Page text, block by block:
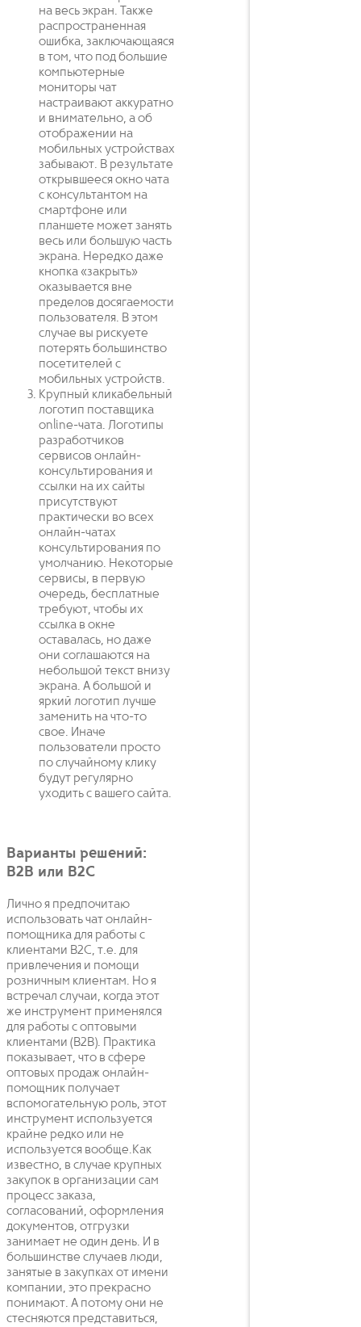
на весь экран. Также
распространенная
ошибка, заключающаяся
в том, что под большие
компьютерные
мониторы чат
настраивают аккуратно
и внимательно, а об
отображении на
мобильных устройствах
забывают. В результате
открывшееся окно чата
с консультантом на
смартфоне или
планшете может занять
весь или большую часть
экрана. Нередко даже
кнопка «закрыть»
оказывается вне
пределов досягаемости
пользователя. В этом
случае вы рискуете
потерять большинство
посетителей с
мобильных устройств.
Крупный кликабельный
логотип поставщика
online-чата. Логотипы
разработчиков
сервисов онлайн-
консультирования и
ссылки на их сайты
присутствуют
практически во всех
онлайн-чатах
консультирования по
умолчанию. Некоторые
сервисы, в первую
очередь, бесплатные
требуют, чтобы их
ссылка в окне
оставалась, но даже
они соглашаются на
небольшой текст внизу
экрана. А большой и
яркий логотип лучше
заменить на что-то
свое. Иначе
пользователи просто
по случайному клику
будут регулярно
уходить с вашего сайта.
Варианты решений:
B2B или B2C
Лично я предпочитаю
использовать чат онлайн-
помощника для работы с
клиентами B2C, т.е. для
привлечения и помощи
розничным клиентам. Но я
встречал случаи, когда этот
же инструмент применялся
для работы с оптовыми
клиентами (B2B). Практика
показывает, что в сфере
оптовых продаж онлайн-
помощник получает
вспомогательную роль, этот
инструмент используется
крайне редко или не
используется вообще.Как
известно, в случае крупных
закупок в организации сам
процесс заказа,
согласований, оформления
документов, отгрузки
занимает не один день. И в
большинстве случаев люди,
занятые в закупках от имени
компании, это прекрасно
понимают. А потому они не
стесняются представиться,